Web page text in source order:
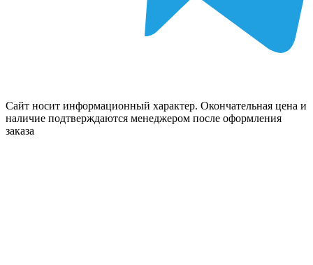
Сайт носит информационный характер. Окончательная цена и
наличие подтверждаются менеджером после оформления
заказа